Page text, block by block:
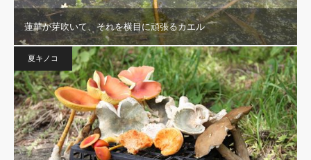
蓮華が芽吹いて、それを横目に頑張るカエル
夏キノコ